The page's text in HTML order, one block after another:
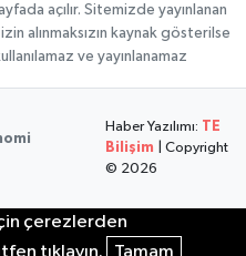
açılır. Sitemizde yayınlanan
alınmaksızın kaynak gösterilse
ve yayınlanamaz
Haber Yazılımı: TE
Bilişim | Copyright
© 2026
çerezlerden
tıklayın.
Tamam